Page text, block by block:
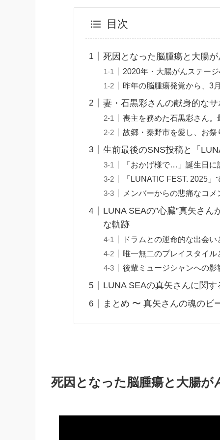
目次
死因となった脳腫瘍と大腸
2020年・大腸がんステー
昨年の脳腫瘍発覚から、3
妻・石黒彩さんの献身的な
喪主を務めた石黒彩さん
故郷・秦野市を愛し、お
生前最後のSNS投稿と「
「おかげ様で…」誕生日
「LUNATIC FEST. 2025
メンバーからの悲痛なコ
LUNA SEAの”心臓”真矢さ
な軌跡
ドラムとの運命的な出会
唯一無二のプレイスタイ
後輩ミュージシャンへの
LUNA SEAの真矢さんに関す
まとめ 〜 真矢さんの魂のビ
死因となった脳腫瘍と大腸